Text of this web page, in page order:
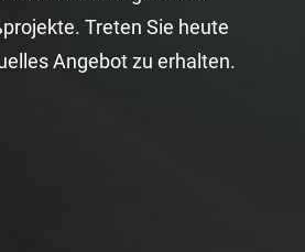
Treten Sie heute
Angebot zu erhalten.